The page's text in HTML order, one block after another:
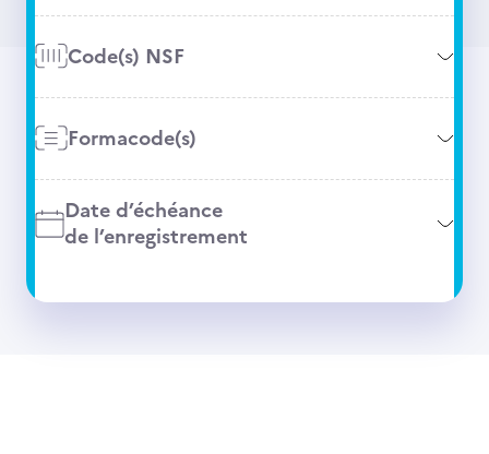
Code(s) NSF
Formacode(s)
Date d’échéance
de l’enregistrement